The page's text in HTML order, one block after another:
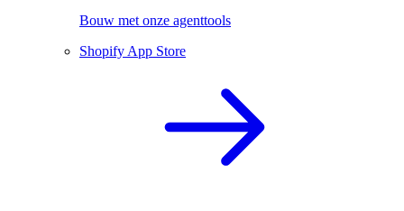
Bouw met onze agenttools
Shopify App Store